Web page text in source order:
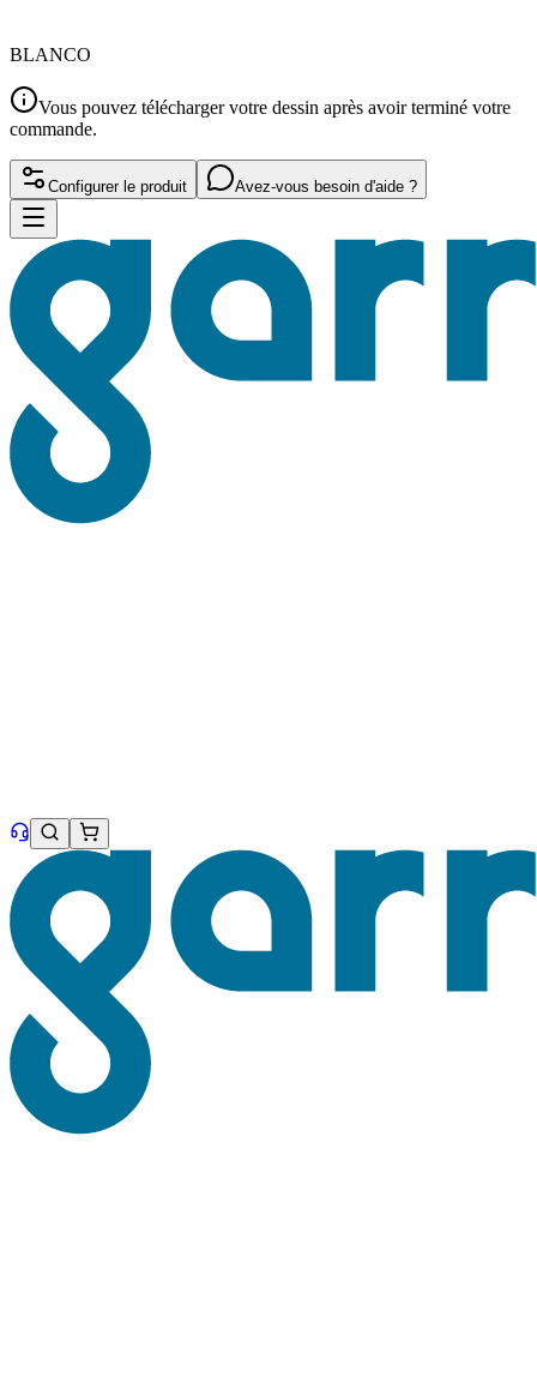
BLANCO
Vous pouvez télécharger votre dessin après avoir terminé votre
commande.
Configurer le produit Avez-vous besoin d'aide ?